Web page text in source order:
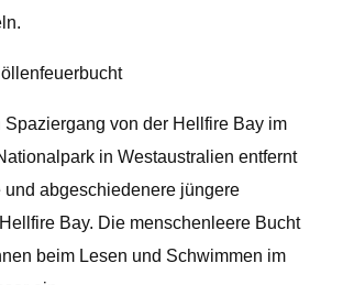
Spaziergang von der Hellfire Bay im
in Westaustralien entfernt
und abgeschiedenere jüngere
Bay. Die menschenleere Bucht
beim Lesen und Schwimmen im